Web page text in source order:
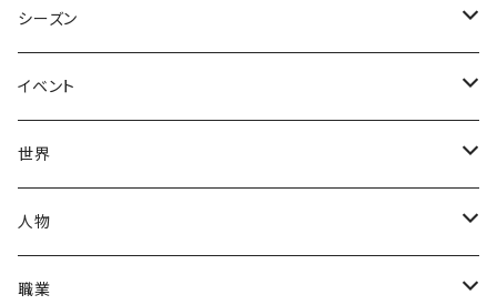
シーズン
春
夏
秋
冬
イベント
出産・育児
母の日
中秋節
世界
ハワイアン
パリ
人物
赤ちゃん
職業